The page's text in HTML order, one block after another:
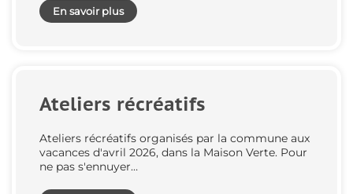
En savoir plus
Ateliers récréatifs
Ateliers récréatifs organisés par la commune aux
vacances d'avril 2026, dans la Maison Verte. Pour
ne pas s'ennuyer…